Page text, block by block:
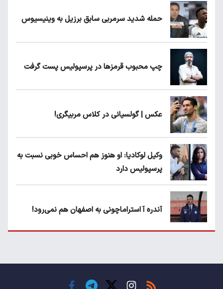
حمله شدید سرمربی سابق برزیل به وینیسیوس
چپ محبوب قرمزها در پرسپولیس پست گرفت
عکس | گولسیانی در کلاس مربیگری!
وکیل لوکادیا: او هنوز هم احساس خوبی نسبت به
پرسپولیس دارد
آندره آ استراماچونی به اصفهان هم نمی‌رود!
حسن روی هوا!